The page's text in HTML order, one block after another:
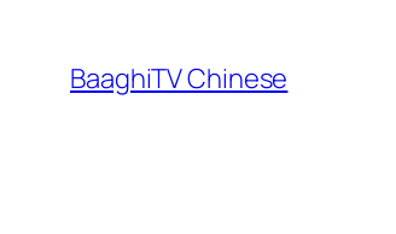
content
BaaghiTV Chinese